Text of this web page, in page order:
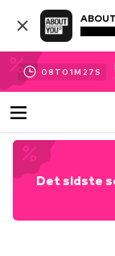
08 T 01M 25 S
Det sidste